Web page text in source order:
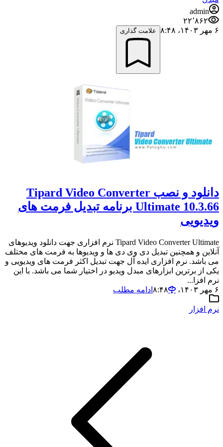
admin
۲۲٬۸۶۲
۶ مهر ۱۴۰۳،‏ ۸:۴۸
علامت گذاری
دانلود و نصب Tipard Video Converter
Ultimate 10.3.66 برنامه تبدیل فرمت های
ویدیویی
Tipard Video Converter Ultimate نرم افزاری جهت دانلود ویدیوهای
آنلاین و همچنین تبدیل دی وی دی ها و ویدیوها به فرمت های مختلف
می باشد. نرم افزاری ایده آل جهت تبدیل اکثر فرمت های ویدیویی و
یکی از برترین ابزارهای مبدل ویدیو در اختیار شما می باشد. با این
نرم افزا...
۶ مهر ۱۴۰۳،‏ ۸:۴۸
ادامه مطلب
نرم افزار